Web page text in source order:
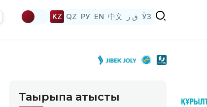
KZ QZ РУ EN 中文 ق ز ЎЗ
Тақырыпқа қатысты